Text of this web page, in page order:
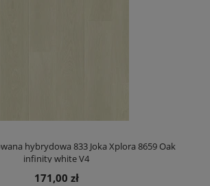
hybrydowa 833 Joka Xplora 8659 Oak
infinity white V4
171,00 zł